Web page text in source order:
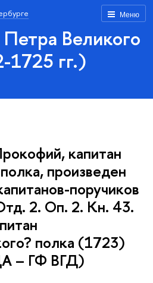
Меню
Великого
1725 гг.)
капитан
произведен
поручиков
2. Оп. 2. Кн. 43.
полка (1723)
– ГФ ВГД)